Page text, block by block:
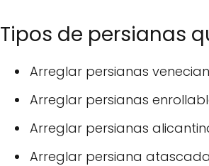
Tipos de persianas
Arreglar persianas
Arreglar persianas
Arreglar persianas
Arreglar persiana atascada